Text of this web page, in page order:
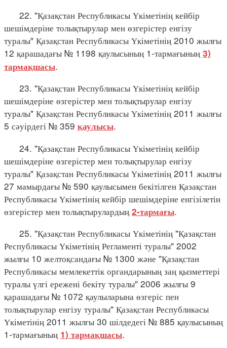
22. "Қазақстан Республикасы Үкіметінің кейбір
шешімдеріне толықтырулар мен өзгерістер енгізу
туралы" Қазақстан Республикасы Үкіметінің 2010 жылғы
12 қарашадағы № 1198 қаулысының 1-тармағының 3)
тармақшасы.
23. "Қазақстан Республикасы Үкіметінің кейбір
шешімдеріне өзгерістер мен толықтырулар енгізу
туралы" Қазақстан Республикасы Үкіметінің 2011 жылғы
5 сәуірдегі № 359 қаулысы.
24. "Қазақстан Республикасы Үкіметінің кейбір
шешімдеріне өзгерістер мен толықтырулар енгізу
туралы" Қазақстан Республикасы Үкіметінің 2011 жылғы
27 мамырдағы № 590 қаулысымен бекітілген Қазақстан
Республикасы Үкіметінің кейбір шешімдеріне енгізілетін
өзгерістер мен толықтырулардың 2-тармағы.
25. "Қазақстан Республикасы Үкіметінің "Қазақстан
Республикасы Үкіметінің Регламенті туралы" 2002
жылғы 10 желтоқсандағы № 1300 және "Қазақстан
Республикасы мемлекеттік органдарының заң қызметтері
туралы үлгі ережені бекіту туралы" 2006 жылғы 9
қарашадағы № 1072 қаулыларына өзгеріс пен
толықтырулар енгізу туралы" Қазақстан Республикасы
Үкіметінің 2011 жылғы 30 шілдедегі № 885 қаулысының
1-тармағының 1) тармақшасы.